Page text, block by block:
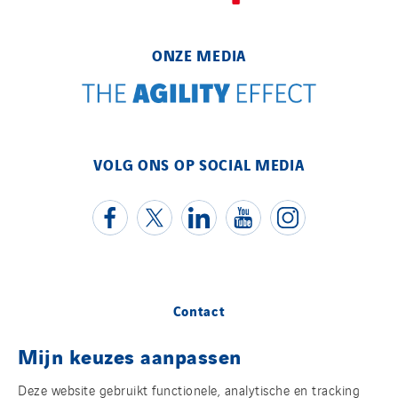
ONZE MEDIA
VOLG ONS OP SOCIAL MEDIA
Contact
Juridische informatie
Mijn keuzes aanpassen
Deze website gebruikt functionele, analytische en tracking